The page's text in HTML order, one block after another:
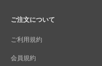
ご注文について
ご利用規約
会員規約